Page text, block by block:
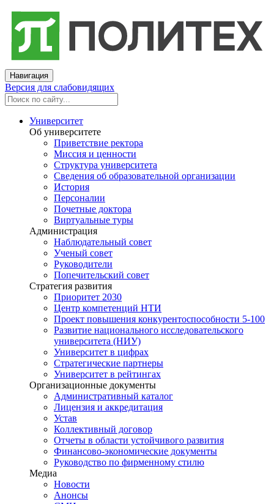
Навигация
Версия для слабовидящих
Университет
Об университете
Приветствие ректора
Миссия и ценности
Структура университета
Сведения об образовательной организации
История
Персоналии
Почетные доктора
Виртуальные туры
Администрация
Наблюдательный совет
Ученый совет
Руководители
Попечительский совет
Стратегия развития
Приоритет 2030
Центр компетенций НТИ
Проект повышения конкурентоспособности 5-100
Развитие национального исследовательского
университета (НИУ)
Университет в цифрах
Стратегические партнеры
Университет в рейтингах
Организационные документы
Административный каталог
Лицензия и аккредитация
Устав
Коллективный договор
Отчеты в области устойчивого развития
Финансово-экономические документы
Руководство по фирменному стилю
Медиа
Новости
Анонсы